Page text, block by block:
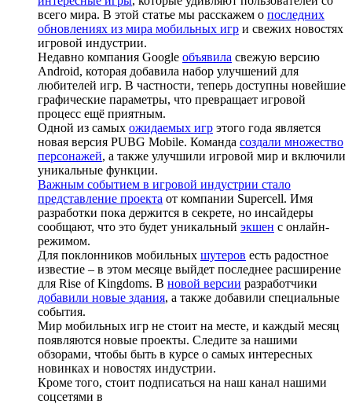
всего мира. В этой статье мы расскажем о последних
обновлениях из мира мобильных игр и свежих новостях
игровой индустрии.
Недавно компания Google объявила свежую версию
Android, которая добавила набор улучшений для
любителей игр. В частности, теперь доступны новейшие
графические параметры, что превращает игровой
процесс ещё приятным.
Одной из самых ожидаемых игр этого года является
новая версия PUBG Mobile. Команда создали множество
персонажей, а также улучшили игровой мир и включили
уникальные функции.
Важным событием в игровой индустрии стало
представление проекта от компании Supercell. Имя
разработки пока держится в секрете, но инсайдеры
сообщают, что это будет уникальный экшен с онлайн-
режимом.
Для поклонников мобильных шутеров есть радостное
известие – в этом месяце выйдет последнее расширение
для Rise of Kingdoms. В новой версии разработчики
добавили новые здания, а также добавили специальные
события.
Мир мобильных игр не стоит на месте, и каждый месяц
появляются новые проекты. Следите за нашими
обзорами, чтобы быть в курсе о самых интересных
новинках и новостях индустрии.
Кроме того, стоит подписаться на наш канал нашими
соцсетями в